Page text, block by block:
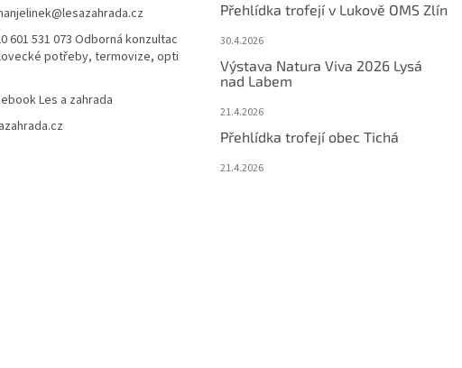
@lesazahrada.cz
601 531 073 Odborná konzultac
potřeby, termovize, opti
Les a zahrada
Přehlídka trofejí v Lukově OMS Zlín
30.4.2026
Výstava Natura Viva 2026 Lysá
nad Labem
21.4.2026
Přehlídka trofejí obec Tichá
21.4.2026